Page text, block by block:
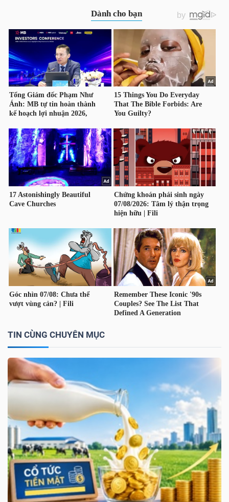
TIN CÙNG CHUYÊN MỤC
DỮ
LIỆU
Ngành
(-)
VS-
SECTOR
NĂNG
NGUYÊN
VẬT
CÔNG
NGHIỆP
TIÊU
DÙNG
KHÔNG
THIẾT